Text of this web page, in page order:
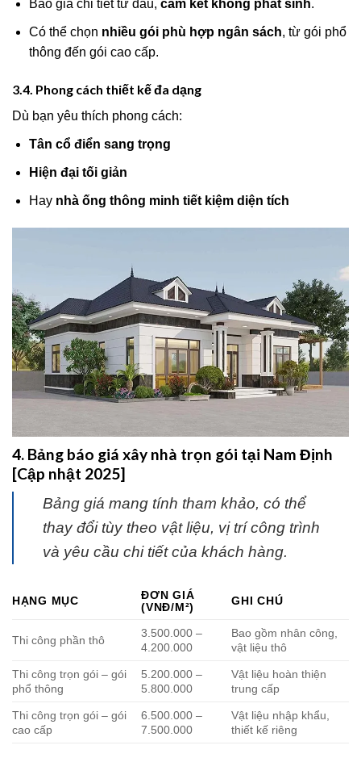
Báo giá chi tiết từ đầu, cam kết không phát sinh.
Có thể chọn nhiều gói phù hợp ngân sách, từ gói phổ
thông đến gói cao cấp.
3.4. Phong cách thiết kế đa dạng
Dù bạn yêu thích phong cách:
Tân cổ điển sang trọng
Hiện đại tối giản
Hay nhà ống thông minh tiết kiệm diện tích
4. Bảng báo giá xây nhà trọn gói tại Nam Định
[Cập nhật 2025]
Bảng giá mang tính tham khảo, có thể
thay đổi tùy theo vật liệu, vị trí công trình
và yêu cầu chi tiết của khách hàng.
HẠNG MỤC
ĐƠN GIÁ
(VNĐ/M²)
GHI CHÚ
Thi công phần thô
3.500.000 –
4.200.000
Bao gồm nhân công,
vật liệu thô
Thi công trọn gói – gói
phổ thông
5.200.000 –
5.800.000
Vật liệu hoàn thiện
trung cấp
Thi công trọn gói – gói
cao cấp
6.500.000 –
7.500.000
Vật liệu nhập khẩu,
thiết kế riêng